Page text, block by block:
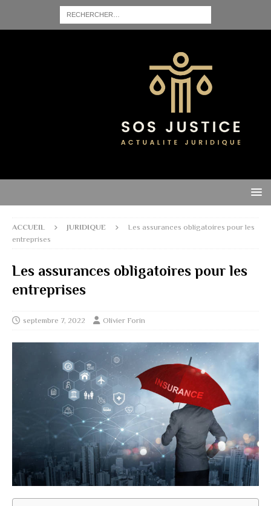
ACCUEIL JURIDIQUE
Les assurances obligatoires pour les
entreprises
Les assurances obligatoires pour les
entreprises
septembre 7, 2022 Olivier Forin